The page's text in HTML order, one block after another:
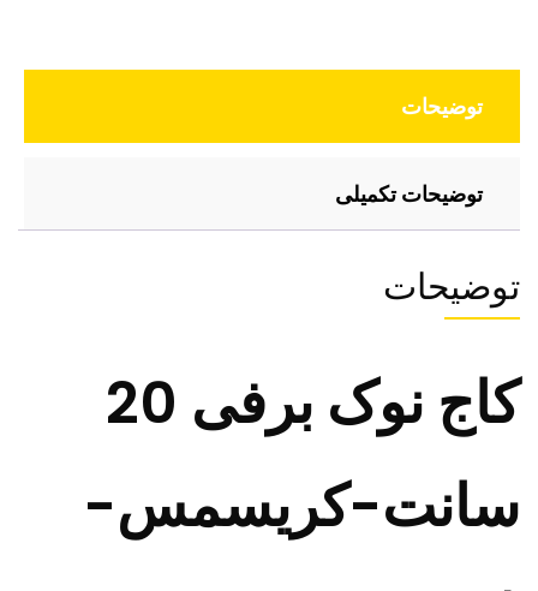
توضیحات
توضیحات تکمیلی
توضیحات
کاج نوک برفی 20
سانت-کریسمس-